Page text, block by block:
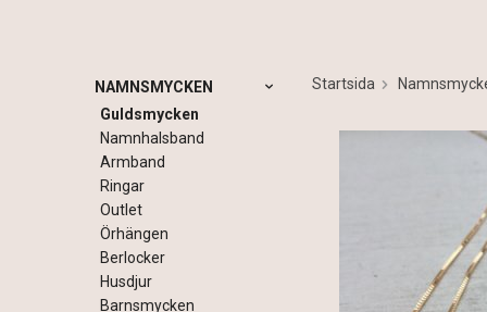
NAMNSMYCKEN
Guldsmycken
Namnhalsband
Armband
Ringar
Outlet
Örhängen
Berlocker
Husdjur
Barnsmycken
Startsida